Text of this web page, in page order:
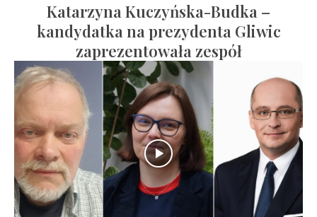
Katarzyna Kuczyńska-Budka –
kandydatka na prezydenta Gliwic
zaprezentowała zespół